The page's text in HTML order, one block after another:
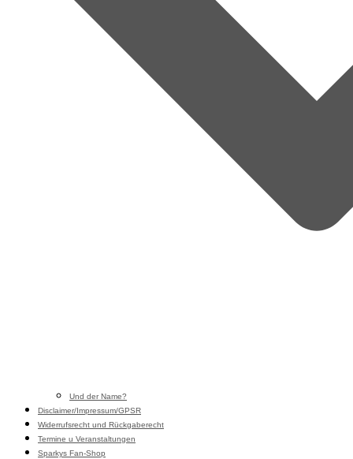
Und der Name?
Disclaimer/Impressum/GPSR
Widerrufsrecht und Rückgaberecht
Termine u Veranstaltungen
Sparkys Fan-Shop